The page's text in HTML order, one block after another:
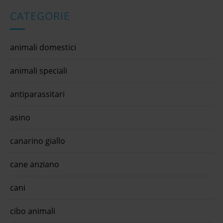
CATEGORIE
animali domestici
animali speciali
antiparassitari
asino
canarino giallo
cane anziano
cani
cibo animali